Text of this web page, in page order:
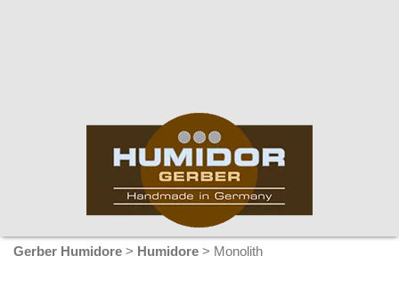
Gerber Humidore > Humidore > Monolith